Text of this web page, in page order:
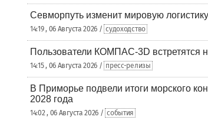
Севморпуть изменит мировую
14:19 , 06 Августа 2026 / судоходство
Пользователи КОМПАС-3D встретятся
14:15 , 06 Августа 2026 / пресс-релизы
В Приморье подвели итоги морского
2028 года
14:02 , 06 Августа 2026 / события